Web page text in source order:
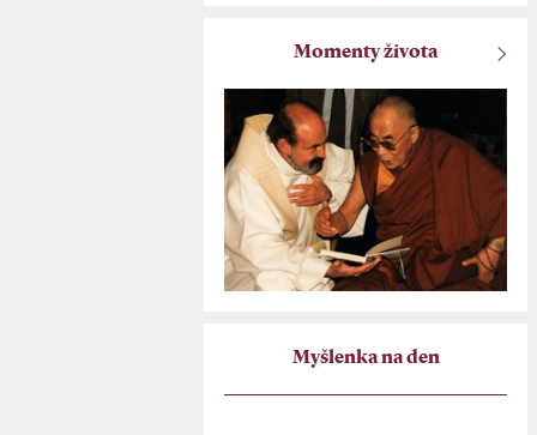
Momenty života
Myšlenka na den